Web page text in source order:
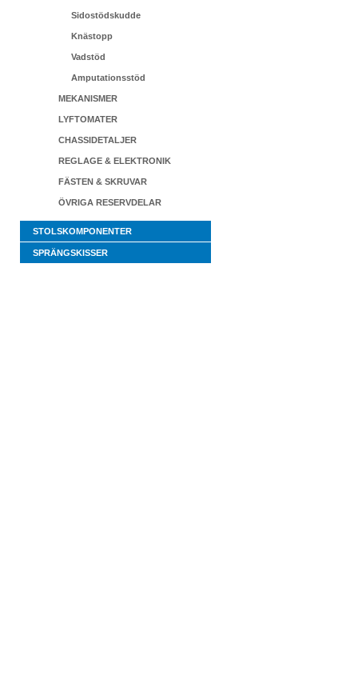
Sidostödskudde
Knästopp
Vadstöd
Amputationsstöd
MEKANISMER
LYFTOMATER
CHASSIDETALJER
REGLAGE & ELEKTRONIK
FÄSTEN & SKRUVAR
ÖVRIGA RESERVDELAR
STOLSKOMPONENTER
SPRÄNGSKISSER